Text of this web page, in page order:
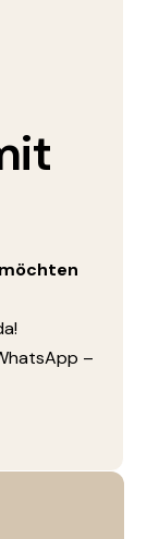
–